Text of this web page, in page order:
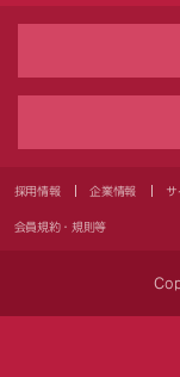
採用情報 企業情報 サ
会員規約・規則等